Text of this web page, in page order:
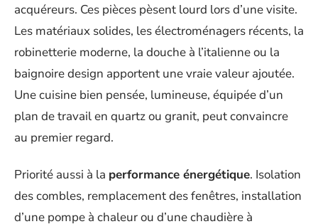
acquéreurs. Ces pièces pèsent lourd lors d’une visite.
Les matériaux solides, les électroménagers récents, la
robinetterie moderne, la douche à l’italienne ou la
baignoire design apportent une vraie valeur ajoutée.
Une cuisine bien pensée, lumineuse, équipée d’un
plan de travail en quartz ou granit, peut convaincre
au premier regard.
Priorité aussi à la performance énergétique. Isolation
des combles, remplacement des fenêtres, installation
d’une pompe à chaleur ou d’une chaudière à